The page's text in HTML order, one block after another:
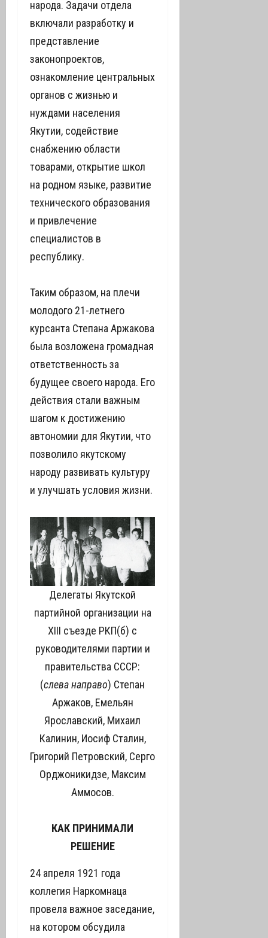
народа. Задачи отдела
включали разработку и
представление
законопроектов,
ознакомление центральных
органов с жизнью и
нуждами населения
Якутии, содействие
снабжению области
товарами, открытие школ
на родном языке, развитие
технического образования
и привлечение
специалистов в
республику.
Таким образом, на плечи
молодого 21-летнего
курсанта Степана Аржакова
была возложена громадная
ответственность за
будущее своего народа. Его
действия стали важным
шагом к достижению
автономии для Якутии, что
позволило якутскому
народу развивать культуру
и улучшать условия жизни.
Делегаты Якутской
партийной организации на
XIII съезде РКП(б) с
руководителями партии и
правительства СССР:
(слева направо) Степан
Аржаков, Емельян
Ярославский, Михаил
Калинин, Иосиф Сталин,
Григорий Петровский, Серго
Орджоникидзе, Максим
Аммосов.
КАК ПРИНИМАЛИ
РЕШЕНИЕ
24 апреля 1921 года
коллегия Наркомнаца
провела важное заседание,
на котором обсудила